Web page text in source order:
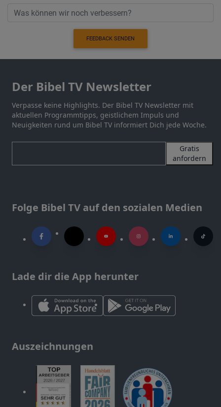
FEEDBACK SENDEN
Der Bibel TV Newsletter
Verpasse keine Highlights. Der Bibel TV Newsletter mit
aktuellen Programmtipps, geistlichem Impuls und
Neuigkeiten rund um Bibel TV informiert Dich jede Woche.
Gratis
anfordern
Folge Bibel TV auf den sozialen Medien
Lade dir die App herunter
Auszeichnungen